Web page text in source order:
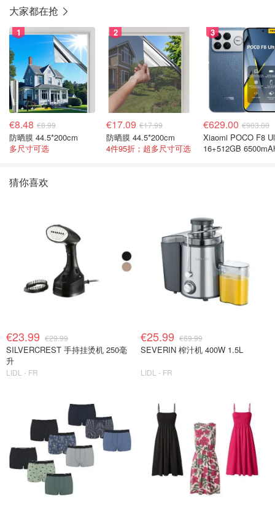
大家都在抢
1
€8.48 €8.99
防晒膜 44.5*200cm
多尺寸可选
2
€17.09 €17.99
防晒膜 44.5*200cm
4件95折；超多尺寸可选
3
€629.00 €903.00
Xiaomi POCO F8
16+512GB
猜你喜欢
€23.99 €29.99
SILVERCREST 手持挂烫机 250毫
升
LIDL - FR
€25.99 €69.99
SEVERIN 榨汁机 400W 1.5L
LIDL - FR